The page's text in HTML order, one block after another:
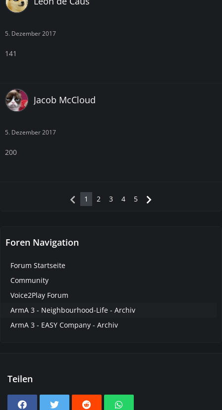
5. Dezember 2017
141
Jacob McCloud
5. Dezember 2017
200
1 2 3 4 5
Foren Navigation
Forum Startseite
Community
Voice2Play Forum
ArmA 3 - Neighbourhood-Life - Archiv
ArmA 3 - EASY Company - Archiv
Teilen